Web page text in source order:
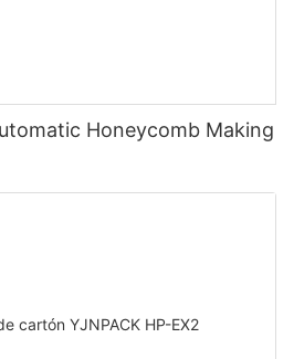
Honeycomb Making